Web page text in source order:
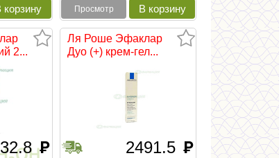
Просмотр
2...
руб
Ля Роше Эфаклар
Дуо (+) крем-гел...
2491.5 руб